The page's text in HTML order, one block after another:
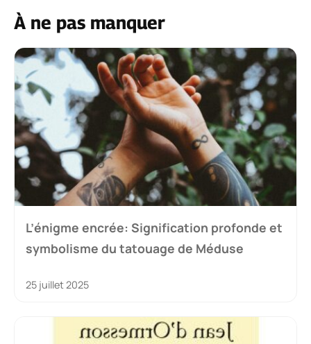
À ne pas manquer
L’énigme encrée: Signification profonde et
symbolisme du tatouage de Méduse
25 juillet 2025